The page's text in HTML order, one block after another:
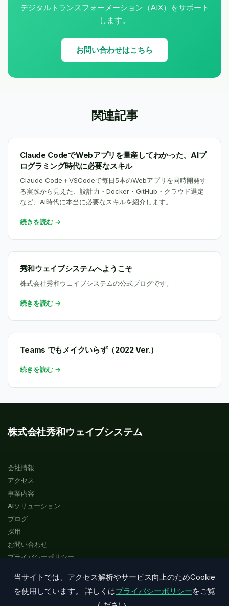
当サイトでは、アクセス解析やサービス向上のためCookie
を使用しています。 詳しくはプライバシーポリシーをご覧
デジタルトランスフォーメーション（AIX）をサポート
します。
お問い合わせはこちら
関連記事
Claude CodeでWebアプリを量産してわかった、AIプ
ログラミング時代に必要なスキル
Claude Code＋VSCodeで毎日5本のWebアプリを同時開発す
る実践から見えた、設計力・Docker・GitHub・クラウド選定
など、AI時代に本当に必要なスキルを紹介します。
続きを読む →
秀和ウェイブシステムへようこそ
株式会社秀和ウェイブシステムの公式ブログです。
続きを読む →
Teams でもメイクいらず（2022 Ver.）
続きを読む →
株式会社秀和ウェイブシステム
会社情報
アクセス
事業内容
AIソリューション
ブログ
採用
お問い合わせ
プライバシーポリシー